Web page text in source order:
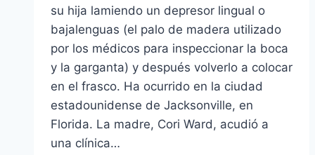
su hija lamiendo un depresor lingual o
bajalenguas (el palo de madera utilizado
por los médicos para inspeccionar la boca
y la garganta) y después volverlo a colocar
en el frasco. Ha ocurrido en la ciudad
estadounidense de Jacksonville, en
Florida. La madre, Cori Ward, acudió a
una clínica…